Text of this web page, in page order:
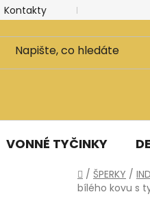
Kontakty Kancelář a
VONNÉ TYČINKY
Domů
/ ŠPERKY /
bílého kovu s